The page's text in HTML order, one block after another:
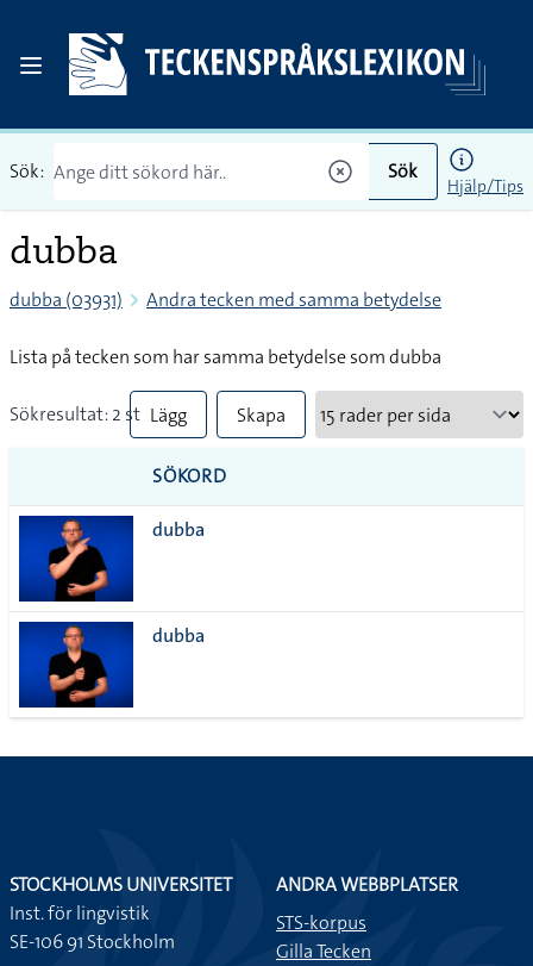
Sök: Sök
Hjälp/Tips
dubba
dubba (03931) Andra tecken med samma betydelse
Lista på tecken som har samma betydelse som dubba
Sökresultat: 2 st Lägg
till
alla i
Skapa
SÖKORD
dubba
dubba
STOCKHOLMS UNIVERSITET
Inst. för lingvistik
SE-106 91 Stockholm
ANDRA WEBBPLATSER
STS-korpus
Gilla Tecken